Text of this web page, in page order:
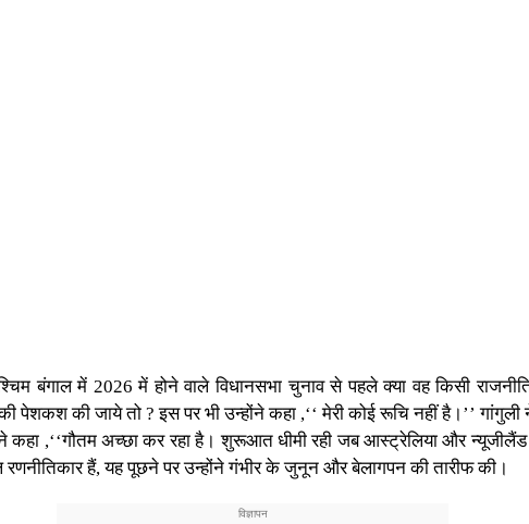
बंगाल में 2026 में होने वाले विधानसभा चुनाव से पहले क्या वह किसी
पेशकश की जाये तो ? इस पर भी उन्होंने कहा ,‘‘ मेरी कोई रूचि नहीं है।’’
कहा ,‘‘गौतम अच्छा कर रहा है। शुरूआत धीमी रही जब आस्ट्रेलिया और
हैं, यह पूछने पर उन्होंने गंभीर के जुनून और बेलागपन की तारीफ की।